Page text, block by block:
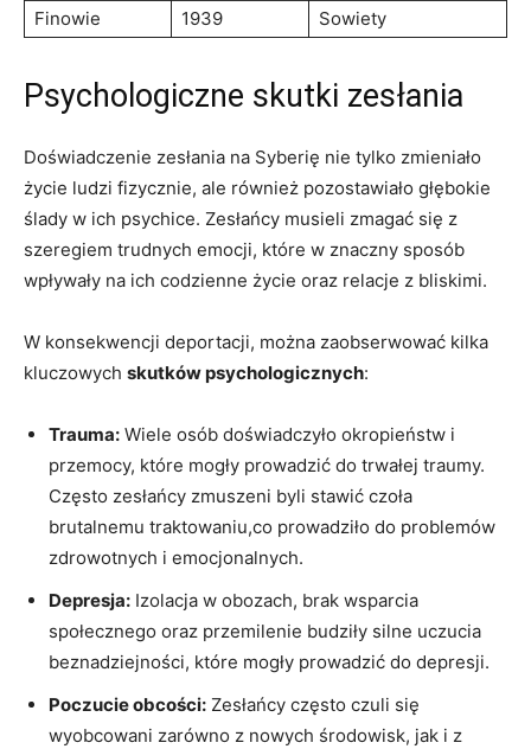
Finowie
1939 Sowiety
Psychologiczne skutki zesłania
Doświadczenie zesłania na Syberię nie tylko zmieniało
życie ludzi fizycznie, ale również pozostawiało głębokie
ślady w ich psychice. Zesłańcy musieli zmagać się z
szeregiem trudnych emocji, które w znaczny sposób
wpływały na ich codzienne życie oraz relacje z bliskimi.
W konsekwencji deportacji, można zaobserwować kilka
kluczowych skutków psychologicznych:
Trauma: Wiele osób doświadczyło okropieństw i
przemocy, które mogły prowadzić do trwałej traumy.
Często zesłańcy zmuszeni byli stawić czoła
brutalnemu traktowaniu,co prowadziło do problemów
zdrowotnych i emocjonalnych.
Depresja: Izolacja w obozach, brak wsparcia
społecznego oraz przemilenie budziły silne uczucia
beznadziejności, które mogły prowadzić do depresji.
Poczucie obcości: Zesłańcy często czuli się
wyobcowani zarówno z nowych środowisk, jak i z